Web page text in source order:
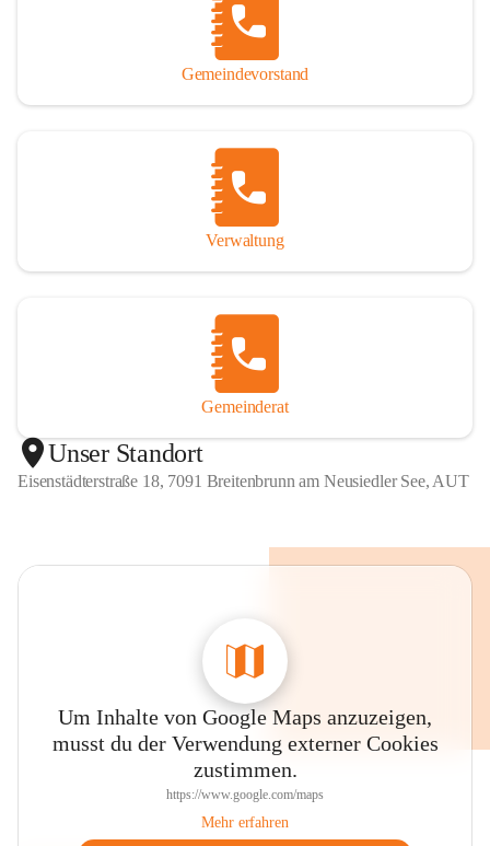
Gemeindevorstand
Verwaltung
Gemeinderat
Unser Standort
Eisenstädterstraße 18, 7091 Breitenbrunn am Neusiedler See, AUT
Um Inhalte von Google Maps anzuzeigen,
musst du der Verwendung externer Cookies
zustimmen.
https://www.google.com/maps
Mehr erfahren